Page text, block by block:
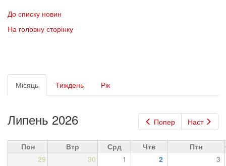
До списку новин
На головну сторінку
Первинні
вкладки
Місяць (активна
вкладка)
Тиждень Рік
Попер Наст
Липень 2026
Пон Втр Срд Чтв Птн
29
30 1 2 3